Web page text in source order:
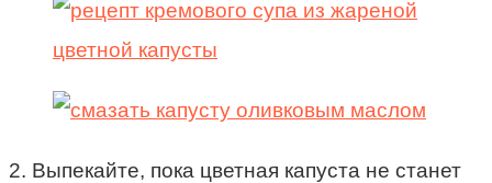
2. Выпекайте, пока цветная капуста не станет